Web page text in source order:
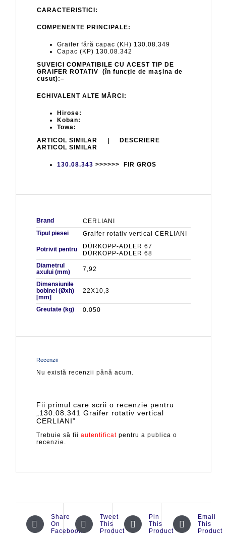
CARACTERISTICI:
COMPENENTE PRINCIPALE:
Graifer fără capac (KH) 130.08.349
Capac (KP) 130.08.342
SUVEICI COMPATIBILE CU ACEST TIP DE
GRAIFER ROTATIV (în funcție de mașina de
cusut):–
ECHIVALENT ALTE MĂRCI:
Hirose:
Koban:
Towa:
ARTICOL SIMILAR | DESCRIERE
ARTICOL SIMILAR
130.08.343 >>>>>> FIR GROS
Brand
CERLIANI
Tipul piesei
Graifer rotativ vertical CERLIANI
Potrivit pentru
DÜRKOPP-ADLER 67
DÜRKOPP-ADLER 68
Diametrul
axului (mm)
7,92
Dimensiunile
bobinei (Øxh)
[mm]
22X10,3
Greutate (kg) 0.050
Recenzii
Nu există recenzii până acum.
Fii primul care scrii o recenzie pentru
„130.08.341 Graifer rotativ vertical
CERLIANI”
Trebuie să fii autentificat pentru a publica o
recenzie.
Share
On
Facebook
Tweet
This
Product
Pin
This
Product
Email
This
Product